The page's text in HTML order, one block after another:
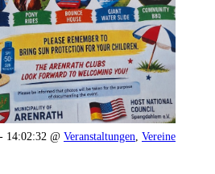
14:02:32 @ Veranstaltungen Vereine